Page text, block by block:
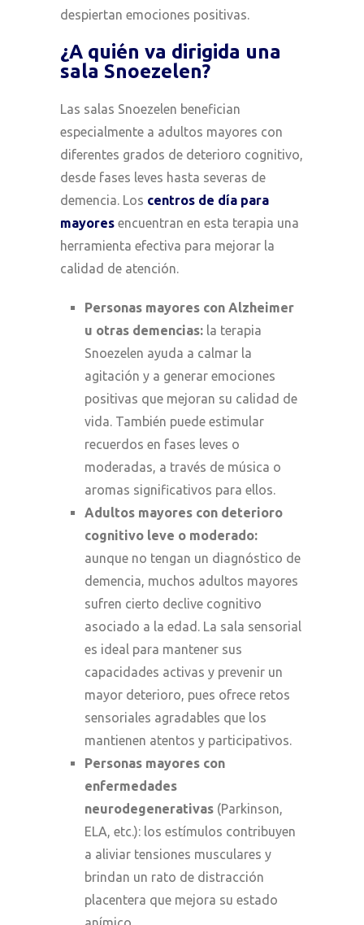
despiertan emociones positivas.
¿A quién va dirigida una
sala Snoezelen?
Las salas Snoezelen benefician
especialmente a adultos mayores con
diferentes grados de deterioro cognitivo,
desde fases leves hasta severas de
demencia. Los centros de día para
mayores encuentran en esta terapia una
herramienta efectiva para mejorar la
calidad de atención.
Personas mayores con Alzheimer
u otras demencias: la terapia
Snoezelen ayuda a calmar la
agitación y a generar emociones
positivas que mejoran su calidad de
vida. También puede estimular
recuerdos en fases leves o
moderadas, a través de música o
aromas significativos para ellos.
Adultos mayores con deterioro
cognitivo leve o moderado:
aunque no tengan un diagnóstico de
demencia, muchos adultos mayores
sufren cierto declive cognitivo
asociado a la edad. La sala sensorial
es ideal para mantener sus
capacidades activas y prevenir un
mayor deterioro, pues ofrece retos
sensoriales agradables que los
mantienen atentos y participativos.
Personas mayores con
enfermedades
neurodegenerativas (Parkinson,
ELA, etc.): los estímulos contribuyen
a aliviar tensiones musculares y
brindan un rato de distracción
placentera que mejora su estado